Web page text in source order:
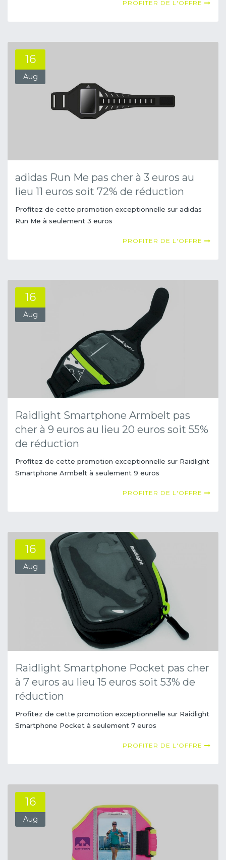
PROFITER DE L'OFFRE
16
Aug
adidas Run Me pas cher à 3 euros au
lieu 11 euros soit 72% de réduction
Profitez de cette promotion exceptionnelle sur adidas
Run Me à seulement 3 euros
PROFITER DE L'OFFRE
16
Aug
Raidlight Smartphone Armbelt pas
cher à 9 euros au lieu 20 euros soit 55%
de réduction
Profitez de cette promotion exceptionnelle sur Raidlight
Smartphone Armbelt à seulement 9 euros
PROFITER DE L'OFFRE
16
Aug
Raidlight Smartphone Pocket pas cher
à 7 euros au lieu 15 euros soit 53% de
réduction
Profitez de cette promotion exceptionnelle sur Raidlight
Smartphone Pocket à seulement 7 euros
PROFITER DE L'OFFRE
16
Aug